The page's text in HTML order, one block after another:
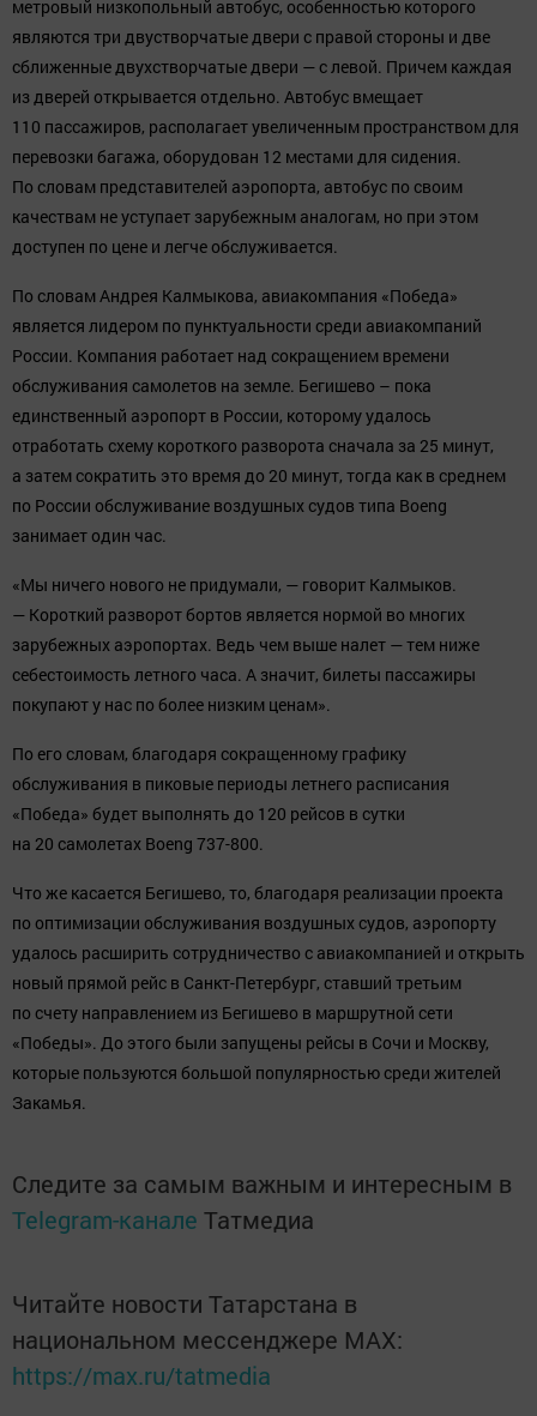
метровый низкопольный автобус, особенностью которого
являются три двустворчатые двери с правой стороны и две
сближенные двухстворчатые двери — с левой. Причем каждая
из дверей открывается отдельно. Автобус вмещает
110 пассажиров, располагает увеличенным пространством для
перевозки багажа, оборудован 12 местами для сидения.
По словам представителей аэропорта, автобус по своим
качествам не уступает зарубежным аналогам, но при этом
доступен по цене и легче обслуживается.
По словам Андрея Калмыкова, авиакомпания «Победа»
является лидером по пунктуальности среди авиакомпаний
России. Компания работает над сокращением времени
обслуживания самолетов на земле. Бегишево – пока
единственный аэропорт в России, которому удалось
отработать схему короткого разворота сначала за 25 минут,
а затем сократить это время до 20 минут, тогда как в среднем
по России обслуживание воздушных судов типа Boeng
занимает один час.
«Мы ничего нового не придумали, — говорит Калмыков.
— Короткий разворот бортов является нормой во многих
зарубежных аэропортах. Ведь чем выше налет — тем ниже
себестоимость летного часа. А значит, билеты пассажиры
покупают у нас по более низким ценам».
По его словам, благодаря сокращенному графику
обслуживания в пиковые периоды летнего расписания
«Победа» будет выполнять до 120 рейсов в сутки
на 20 самолетах Boeng 737-800.
Что же касается Бегишево, то, благодаря реализации проекта
по оптимизации обслуживания воздушных судов, аэропорту
удалось расширить сотрудничество с авиакомпанией и открыть
новый прямой рейс в Санкт-Петербург, ставший третьим
по счету направлением из Бегишево в маршрутной сети
«Победы». До этого были запущены рейсы в Сочи и Москву,
которые пользуются большой популярностью среди жителей
Закамья.
Следите за самым важным и интересным в
Telegram-канале Татмедиа
Читайте новости Татарстана в
национальном мессенджере MАХ:
https://max.ru/tatmedia